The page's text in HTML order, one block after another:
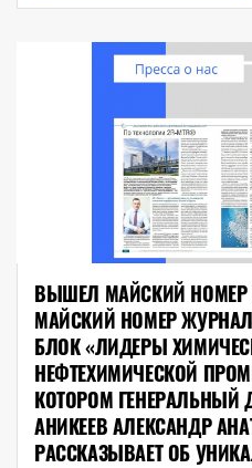
ВЫШЕЛ МАЙСКИЙ НОМЕР
МАЙСКИЙ НОМЕР
БЛОК «ЛИДЕРЫ
НЕФТЕХИМИЧЕСКОЙ
КОТОРОМ ГЕНЕРАЛЬНЫЙ
АНИКЕЕВ АЛЕКСАНДР
РАССКАЗЫВАЕТ ОБ